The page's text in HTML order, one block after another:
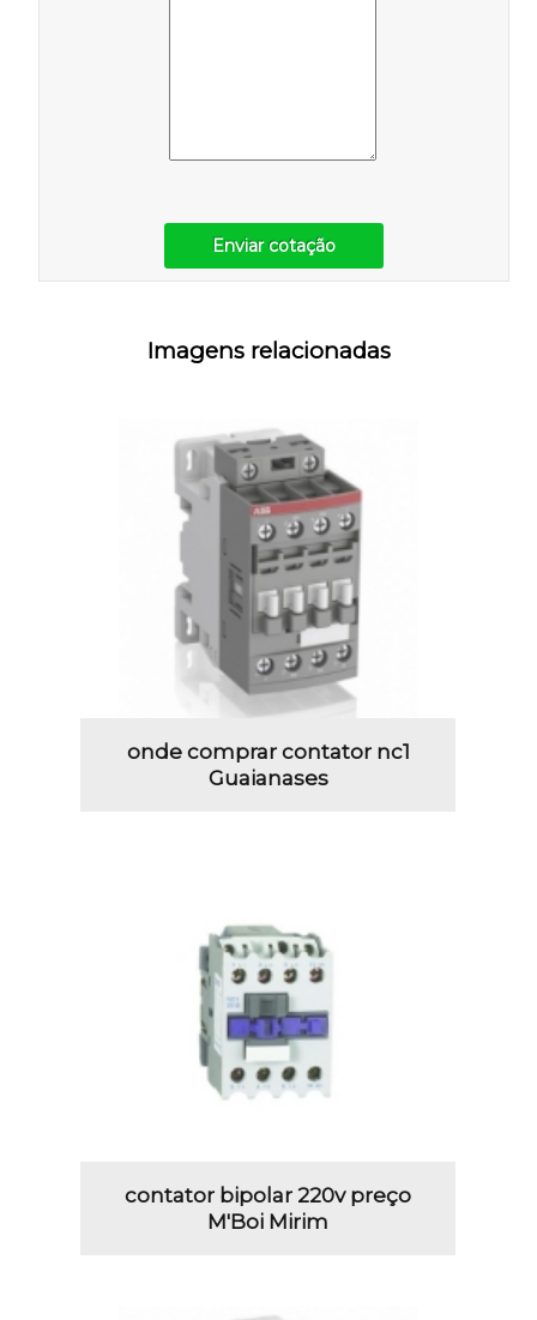
Enviar cotação
Imagens relacionadas
onde comprar contator nc1
Guaianases
contator bipolar 220v preço
M'Boi Mirim